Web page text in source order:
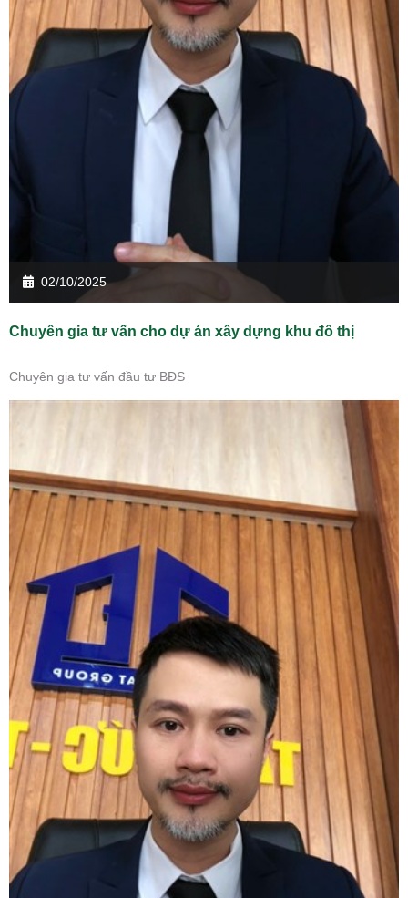
02/10/2025
Chuyên gia tư vấn cho dự án xây dựng khu đô thị
Chuyên gia tư vấn đầu tư BĐS